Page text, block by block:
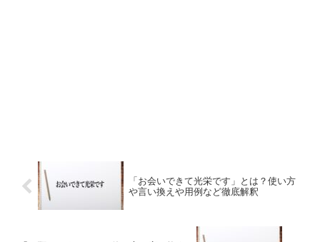
「お会いできて光栄です」とは？使い方
や言い換えや用例など徹底解釈